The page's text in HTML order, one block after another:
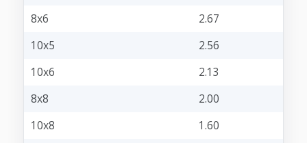
8x6
2.67
10x5
2.56
10x6
2.13
8x8
2.00
10x8
1.60